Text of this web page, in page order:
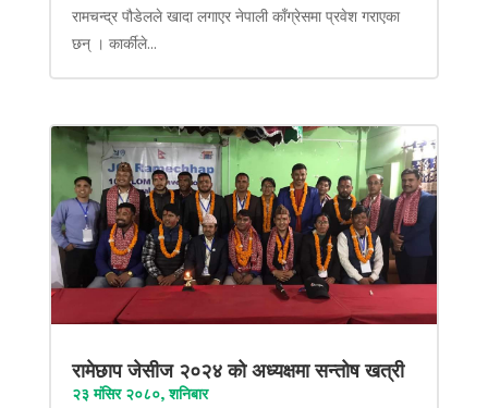
रामचन्द्र पौडेलले खादा लगाएर नेपाली काँग्रेसमा प्रवेश गराएका
छन् । कार्कीले...
रामेछाप जेसीज २०२४ को अध्यक्षमा सन्तोष खत्री
२३ मंसिर २०८०, शनिबार